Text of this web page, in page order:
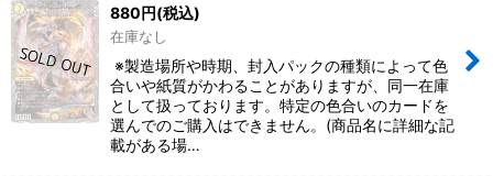
880円(税込)
在庫なし
※製造場所や時期、封入パックの種類によって色
合いや紙質がかわることがありますが、同一在庫
として扱っております。特定の色合いのカードを
選んでのご購入はできません。(商品名に詳細な記
載がある場…